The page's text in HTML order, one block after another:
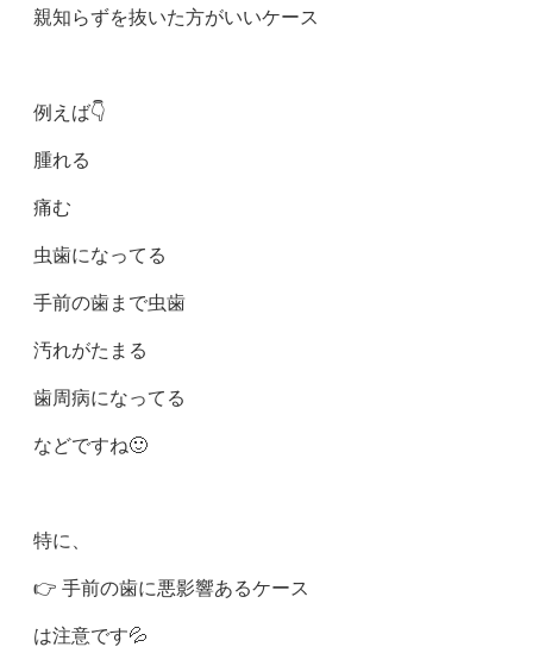
親知らずを抜いた方がいいケース
例えば👇
腫れる
痛む
虫歯になってる
手前の歯まで虫歯
汚れがたまる
歯周病になってる
などですね🙂
特に、
👉 手前の歯に悪影響あるケース
は注意です💦